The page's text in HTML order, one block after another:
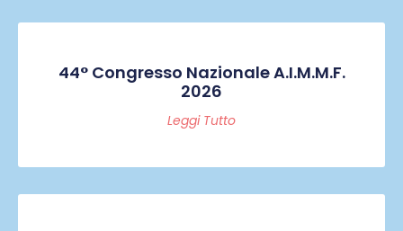
44° Congresso Nazionale A.I.M.M.F.
2026
Leggi Tutto